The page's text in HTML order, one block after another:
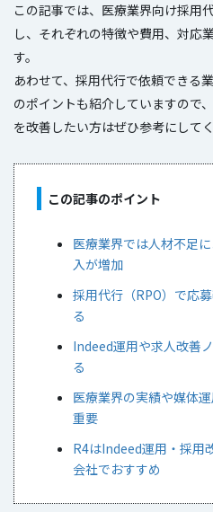
この記事では、医療業界向け採用
し、それぞれの特徴や費用、対応
す。
あわせて、採用代行で依頼できる
のポイントも紹介していますので
を改善したい方はぜひ参考にしてく
この記事のポイント
医療業界では人材不足
入が増加
採用代行（RPO）で応
る
Indeed運用や求人改善
る
医療業界の実績や媒体
重要
R4はIndeed運用・採用
会社でおすすめ